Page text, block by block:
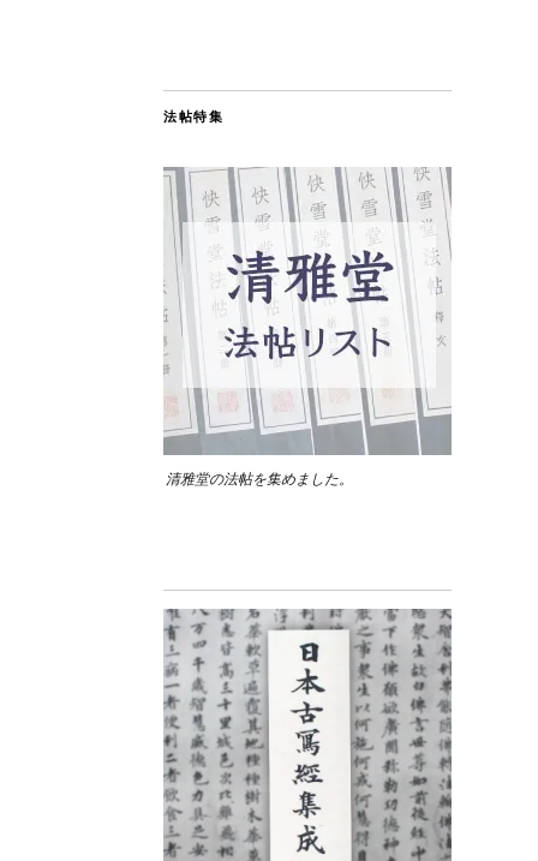
法帖特集
清雅堂の法帖を集めました。